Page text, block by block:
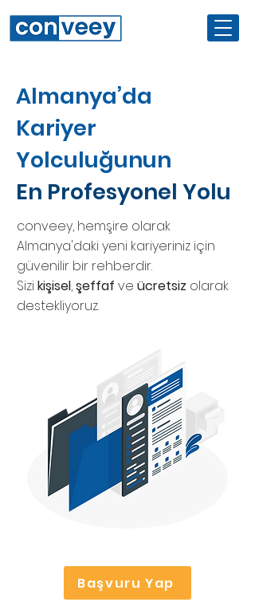
Almanya’da
Kariyer
Yolculuğunun
En Profesyonel Yolu
conveey, hemşire olarak
Almanya'daki yeni kariyeriniz için
güvenilir bir rehberdir.
Sizi kişisel,şeffaf ve ücretsiz olarak
destekliyoruz.
Başvuru Yap